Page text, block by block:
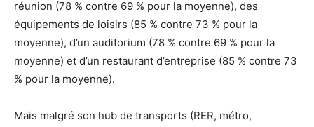
réunion (78 % contre 69 % pour la moyenne), des
équipements de loisirs (85 % contre 73 % pour la
moyenne), d’un auditorium (78 % contre 69 % pour la
moyenne) et d’un restaurant d’entreprise (85 % contre 73
% pour la moyenne).
Mais malgré son hub de transports (RER, métro,